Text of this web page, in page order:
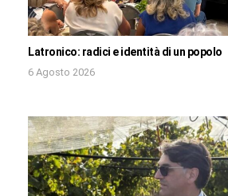
Latronico: radici e identità di un popolo
6 Agosto 2026